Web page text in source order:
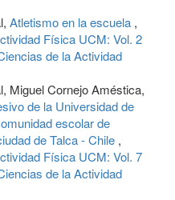
Atletismo en la escuela ,
Física UCM: Vol. 2
de la Actividad
Miguel Cornejo Améstica,
de la Universidad de
escolar de
de Talca - Chile ,
Física UCM: Vol. 7
de la Actividad